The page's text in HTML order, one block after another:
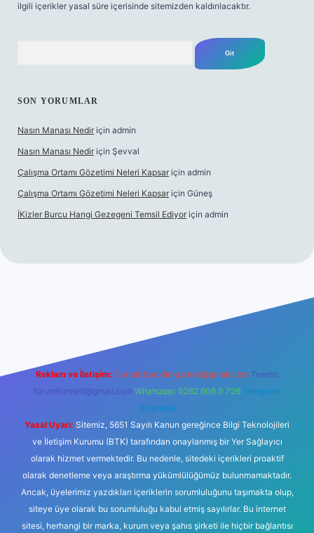
ilgili içerikler yasal süre içerisinde sitemizden kaldırılacaktır.
SON YORUMLAR
Nasın Manası Nedir için admin
Nasın Manası Nedir için Şevval
Çalışma Ortamı Gözetimi Neleri Kapsar için admin
Çalışma Ortamı Gözetimi Neleri Kapsar için Güneş
İKizler Burcu Hangi Gezegeni Temsil Ediyor için admin
Reklam ve İletişim: E-mail: backlinkpaneli@gmail.com Teams:
forumhizmeti@gmail.com Whatsapp: 0262 606 0 726 Telegram:
@karabul
Yasal Uyarı: Sitemiz, 5651 Sayılı Kanun gereğince Bilgi Teknolojileri
ve İletişim Kurumu (BTK) tarafından onaylanmış bir Yer Sağlayıcı
olarak hizmet vermektedir. Bu nedenle, sitedeki içerikleri proaktif
olarak denetleme veya araştırma yükümlülüğümüz bulunmamaktadır.
Ancak, üyelerimiz yazdıkları içeriklerin sorumluluğunu taşımakta olup,
siteye üye olarak bu sorumluluğu kabul etmiş sayılırlar. Bu internet
sitesi, herhangi bir marka, kurum veya şahıs şirketi ile hiçbir bağlantısı